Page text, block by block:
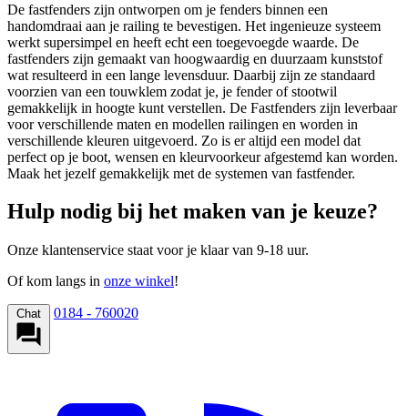
De fastfenders zijn ontworpen om je fenders binnen een
handomdraai aan je railing te bevestigen. Het ingenieuze systeem
werkt supersimpel en heeft echt een toegevoegde waarde. De
fastfenders zijn gemaakt van hoogwaardig en duurzaam kunststof
wat resulteerd in een lange levensduur. Daarbij zijn ze standaard
voorzien van een touwklem zodat je, je fender of stootwil
gemakkelijk in hoogte kunt verstellen. De Fastfenders zijn leverbaar
voor verschillende maten en modellen railingen en worden in
verschillende kleuren uitgevoerd. Zo is er altijd een model dat
perfect op je boot, wensen en kleurvoorkeur afgestemd kan worden.
Maak het jezelf gemakkelijk met de systemen van fastfender.
Hulp nodig bij het maken van je keuze?
Onze klantenservice staat voor je klaar van 9-18 uur.
Of kom langs in onze winkel!
Chat 0184 - 760020